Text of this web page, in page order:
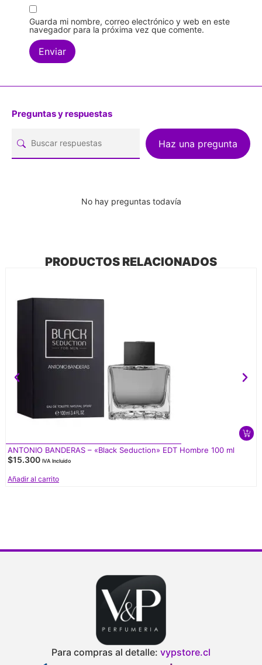
Guarda mi nombre, correo electrónico y web en este
navegador para la próxima vez que comente.
Preguntas y respuestas
Haz una pregunta
No hay preguntas todavía
PRODUCTOS RELACIONADOS
ANTONIO BANDERAS – «Black Seduction» EDT Hombre 100 ml
$15.300 IVA Incluido
Añadir al carrito
Para compras al detalle: vypstore.cl